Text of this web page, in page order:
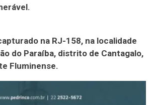
na RJ-158, na localidade
do Paraíba, distrito de Cantagalo,
Fluminense.